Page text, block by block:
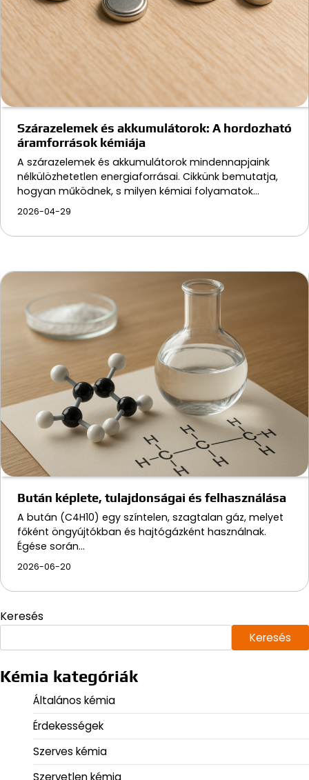
Szárazelemek és akkumulátorok: A hordozható
áramforrások kémiája
A szárazelemek és akkumulátorok mindennapjaink
nélkülözhetetlen energiaforrásai. Cikkünk bemutatja,
hogyan működnek, s milyen kémiai folyamatok…
2026-04-29
Bután képlete, tulajdonságai és felhasználása
A bután (C4H10) egy színtelen, szagtalan gáz, melyet
főként öngyújtókban és hajtógázként használnak.
Égése során…
2026-06-20
Keresés
Keresés
Kémia kategóriák
Általános kémia
Érdekességek
Szerves kémia
Szervetlen kémia